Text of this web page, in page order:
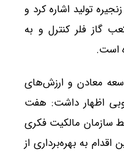
تولید اشاره کرد و
مترمکعب گاز فلر کنترل و به
است.
معادن و ارزش‌های
اظهار داشت: هفت
سازمان مالکیت فکری
به بهره‌برداری از